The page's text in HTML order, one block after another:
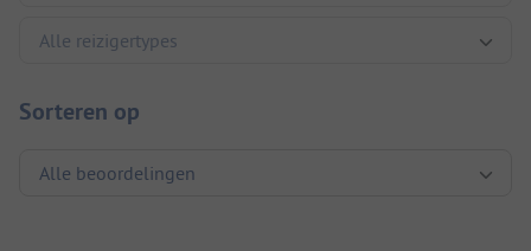
Sorteren op